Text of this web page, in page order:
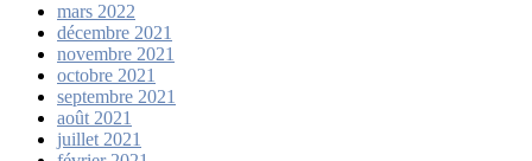
mars 2022
décembre 2021
novembre 2021
octobre 2021
septembre 2021
août 2021
juillet 2021